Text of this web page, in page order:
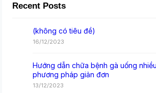
Recent Posts
(không có tiêu đề)
16/12/2023
Hướng dẫn chữa bệnh gà uống
phương pháp giản đơn
13/12/2023